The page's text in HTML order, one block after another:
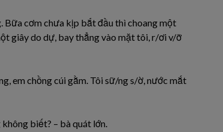
Bữa cơm chưa kịp bắt đầu thì choang một
giây do dự, bay thẳng vào mặt tôi, r/ơi v/ỡ
em chồng cúi gằm. Tôi sữ/ng s/ờ, nước mắt
không biết? – bà quát lớn.